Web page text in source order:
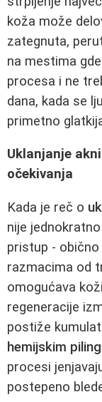
koža može
zategnuta,
na mestima
procesa i ne
dana, kada se
primetno
Uklanjanje
očekivanja
Kada je reč o
nije
pristup -
razmacima od
omogućava
regeneracije
postiže
hemijskim
procesi
postepeno